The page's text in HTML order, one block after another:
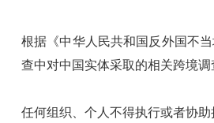
根据《中华人民共和国反外国不
查中对中国实体采取的相关跨境
任何组织、个人不得执行或者协